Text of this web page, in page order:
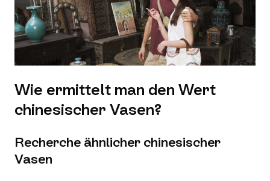
Wie ermittelt man den Wert
chinesischer Vasen?
Recherche ähnlicher chinesischer
Vasen